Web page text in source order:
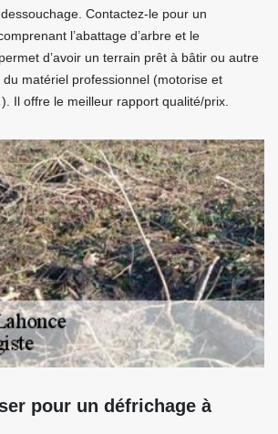
Contactez-le pour un
l’abattage d’arbre et le
d’avoir un terrain prêt à bâtir ou autre
matériel professionnel (motorise et
Il offre le meilleur rapport qualité/prix.
pour un défrichage à